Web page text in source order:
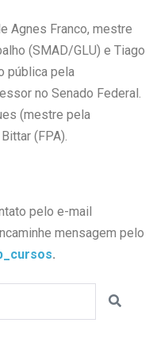
Agnes Franco, mestre
(SMAD/GLU) e Tiago
pública pela
no Senado Federal.
(mestre pela
(FPA).
pelo e-mail
mensagem pelo
.